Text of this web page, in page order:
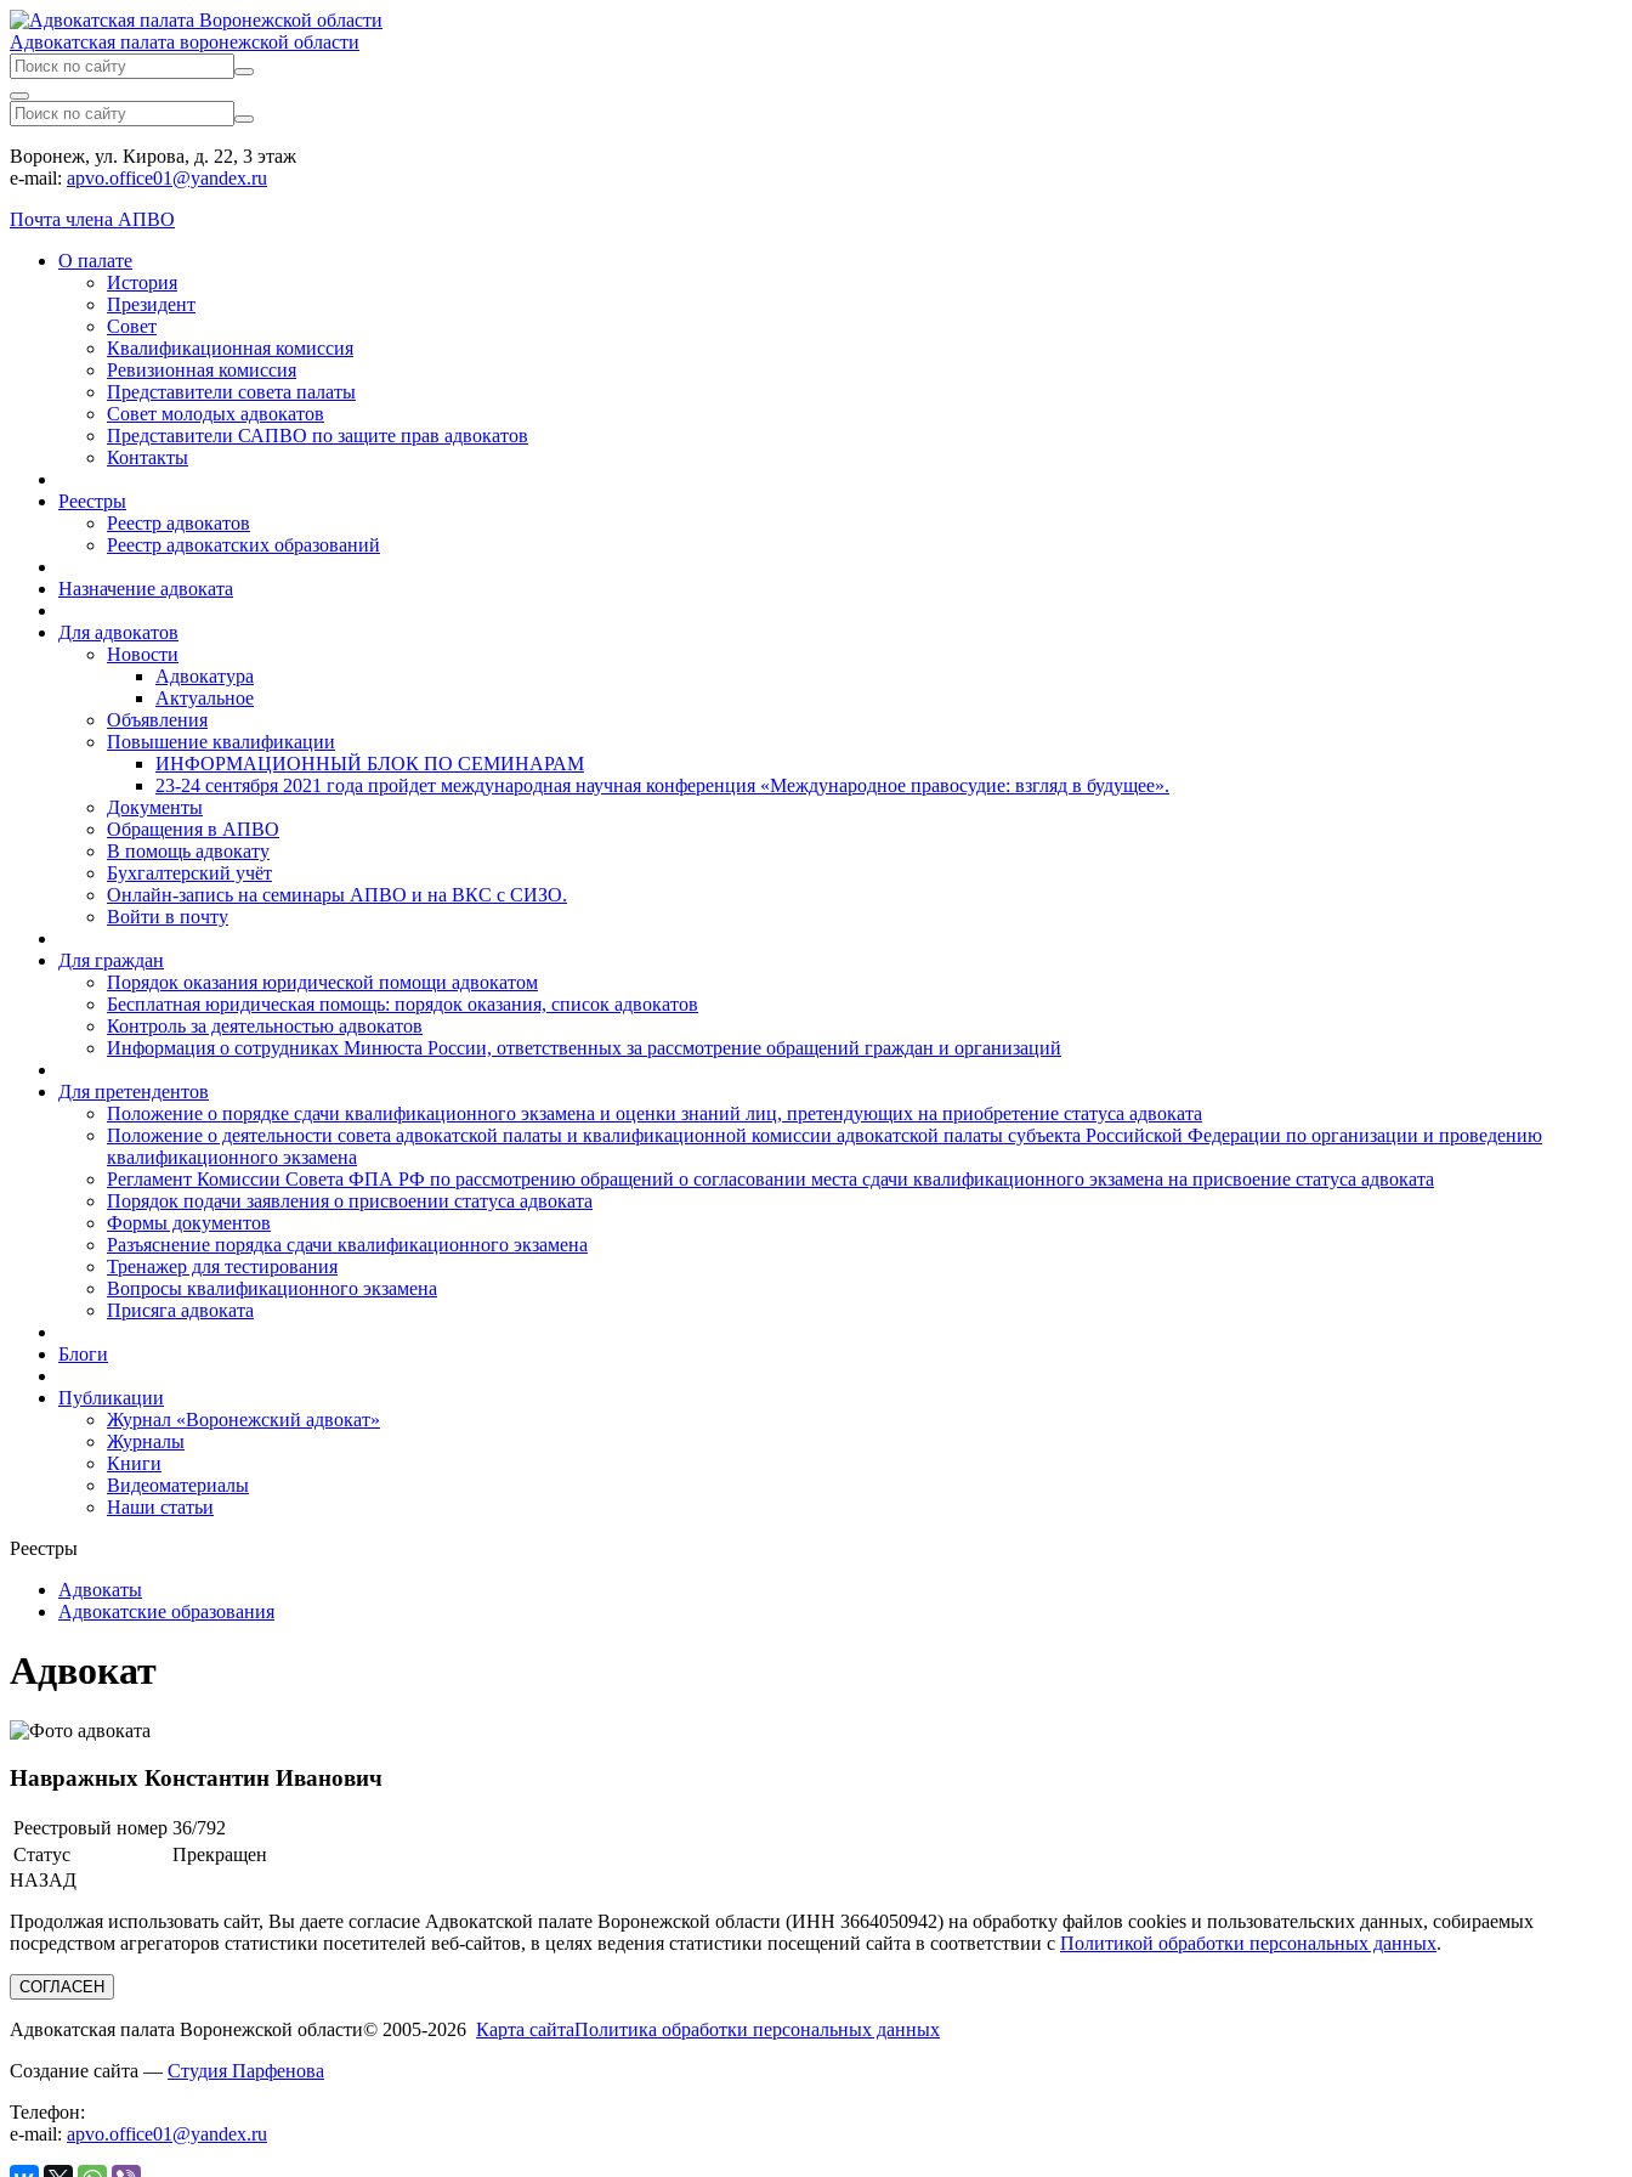
Адвокатская палата воронежской области
Воронеж, ул. Кирова, д. 22, 3 этаж
e-mail: apvo.office01@yandex.ru
Почта члена АПВО
О палате
История
Президент
Совет
Квалификационная комиссия
Ревизионная комиссия
Представители совета палаты
Совет молодых адвокатов
Представители САПВО по защите прав адвокатов
Контакты
Реестры
Реестр адвокатов
Реестр адвокатских образований
Назначение адвоката
Для адвокатов
Новости
Адвокатура
Актуальное
Объявления
Повышение квалификации
ИНФОРМАЦИОННЫЙ БЛОК ПО СЕМИНАРАМ
23-24 сентября 2021 года пройдет международная научная конференция «Международное правосудие: взгляд в будущее».
Документы
Обращения в АПВО
В помощь адвокату
Бухгалтерский учёт
Онлайн-запись на семинары АПВО и на ВКС с СИЗО.
Войти в почту
Для граждан
Порядок оказания юридической помощи адвокатом
Бесплатная юридическая помощь: порядок оказания, список адвокатов
Контроль за деятельностью адвокатов
Информация о сотрудниках Минюста России, ответственных за рассмотрение обращений граждан и организаций
Для претендентов
Положение о порядке сдачи квалификационного экзамена и оценки знаний лиц, претендующих на приобретение статуса адвоката
Положение о деятельности совета адвокатской палаты и квалификационной комиссии адвокатской палаты субъекта Российской Федерации по организации и проведению
квалификационного экзамена
Регламент Комиссии Совета ФПА РФ по рассмотрению обращений о согласовании места сдачи квалификационного экзамена на присвоение статуса адвоката
Порядок подачи заявления о присвоении статуса адвоката
Формы документов
Разъяснение порядка сдачи квалификационного экзамена
Тренажер для тестирования
Вопросы квалификационного экзамена
Присяга адвоката
Блоги
Публикации
Журнал «Воронежский адвокат»
Журналы
Книги
Видеоматериалы
Наши статьи
Реестры
Адвокаты
Адвокатские образования
Адвокат
Навражных Константин Иванович
Реестровый номер 36/792
Статус
Прекращен
НАЗАД
Продолжая использовать сайт, Вы даете согласие Адвокатской палате Воронежской области (ИНН 3664050942) на обработку файлов cookies и пользовательских данных, собираемых
посредством агрегаторов статистики посетителей веб-сайтов, в целях ведения статистики посещений сайта в соответствии с Политикой обработки персональных данных.
СОГЛАСЕН
Адвокатская палата Воронежской области© 2005-2026 Карта сайтаПолитика обработки персональных данных
Создание сайта — Студия Парфенова
Телефон:
e-mail: apvo.office01@yandex.ru